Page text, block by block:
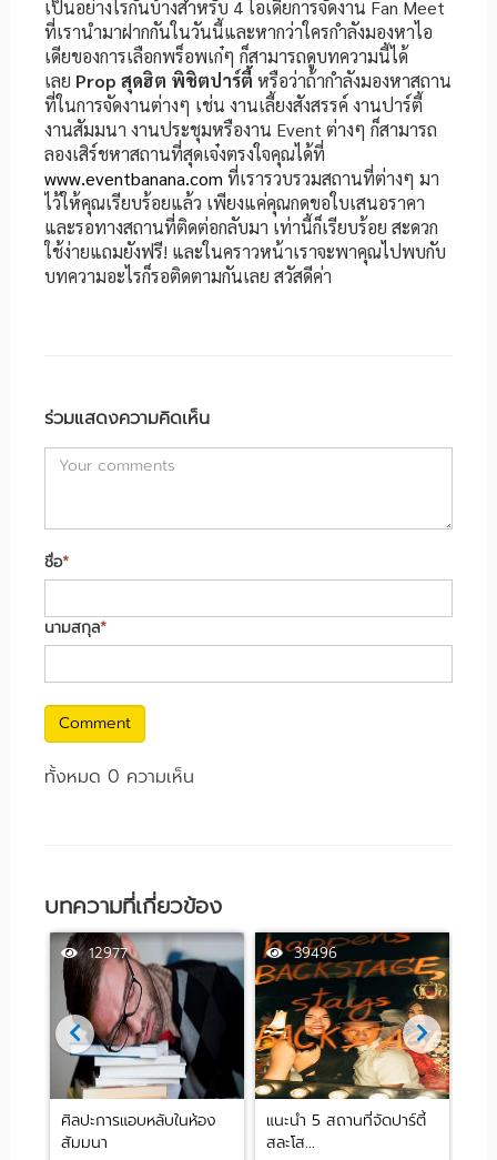
เป็นอย่างไรกันบ้างสำหรับ 4 ไอเดียการจัดงาน Fan Meet
ที่เรานำมาฝากกันในวันนี้และหากว่าใครกำลังมองหาไอ
เดียของการเลือกพร็อพเก๋ๆ ก็สามารถดูบทความนี้ได้
เลย Prop สุดฮิต พิชิตปาร์ตี้ หรือว่าถ้ากำลังมองหาสถาน
ที่ในการจัดงานต่างๆ เช่น งานเลี้ยงสังสรรค์ งานปาร์ตี้
งานสัมมนา งานประชุมหรืองาน Event ต่างๆ ก็สามารถ
ลองเสิร์ชหาสถานที่สุดเจ๋งตรงใจคุณได้ที่
www.eventbanana.com ที่เรารวบรวมสถานที่ต่างๆ มา
ไว้ให้คุณเรียบร้อยแล้ว เพียงแค่คุณกดขอใบเสนอราคา
และรอทางสถานที่ติดต่อกลับมา เท่านี้ก็เรียบร้อย สะดวก
ใช้ง่ายแถมยังฟรี! และในคราวหน้าเราจะพาคุณไปพบกับ
บทความอะไรก็รอติดตามกันเลย สวัสดีค่า
ร่วมแสดงความคิดเห็น
ชื่อ*
นามสกุล*
Comment
ทั้งหมด 0 ความเห็น
บทความที่เกี่ยวข้อง
12977
ศิลปะการแอบหลับในห้อง
สัมมนา
39496
แนะนำ 5 สถานที่จัดปาร์ตี้
สละโส...